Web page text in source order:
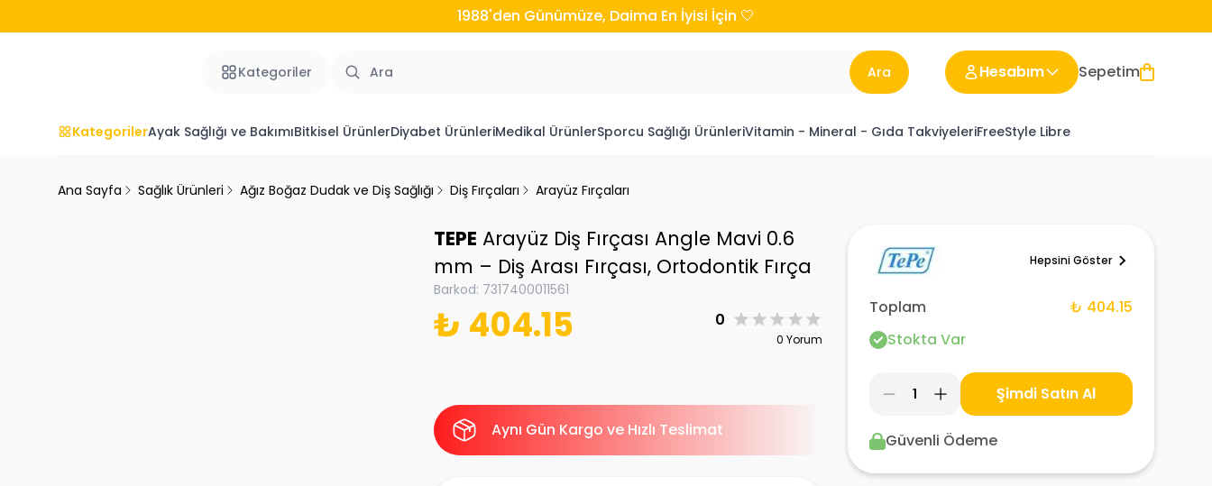
1988'den Günümüze, Daima En İyisi İçin 🤍
Kategoriler Ara Hesabım Sepetim
KategorilerAyak Sağlığı ve BakımıBitkisel ÜrünlerDiyabet ÜrünleriMedikal ÜrünlerSporcu Sağlığı ÜrünleriVitamin - Mineral - Gıda TakviyeleriFreeStyle Libre
Ana Sayfa Sağlık Ürünleri Ağız Boğaz Dudak ve Diş Sağlığı Diş Fırçaları Arayüz Fırçaları
TEPE Arayüz Diş Fırçası Angle Mavi 0.6
mm – Diş Arası Fırçası, Ortodontik Fırça
Barkod: 7317400011561
₺ 404.15 0
0 Yorum
Aynı Gün Kargo ve Hızlı Teslimat
Hepsini Göster
Toplam
₺ 404.15
Stokta Var
1 Şimdi Satın Al
Güvenli Ödeme